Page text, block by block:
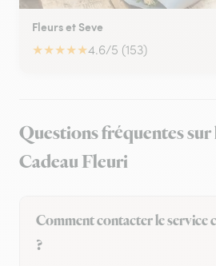
Fleurs et Seve
★★★★★4.6/5 (153)
Questions fréquentes
Cadeau Fleuri
Comment contacter le service
?